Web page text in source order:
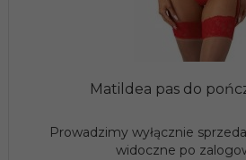
Matildea pas do
Prowadzimy wyłącznie
widoczne po